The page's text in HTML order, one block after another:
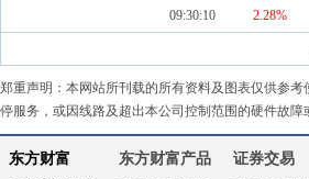
09:30:10 2.28%
郑重声明：本网站所刊载的所有资料及图表仅供参
停服务，或因线路及超出本公司控制范围的硬件故
东方财富 东方财富产品 证券交易